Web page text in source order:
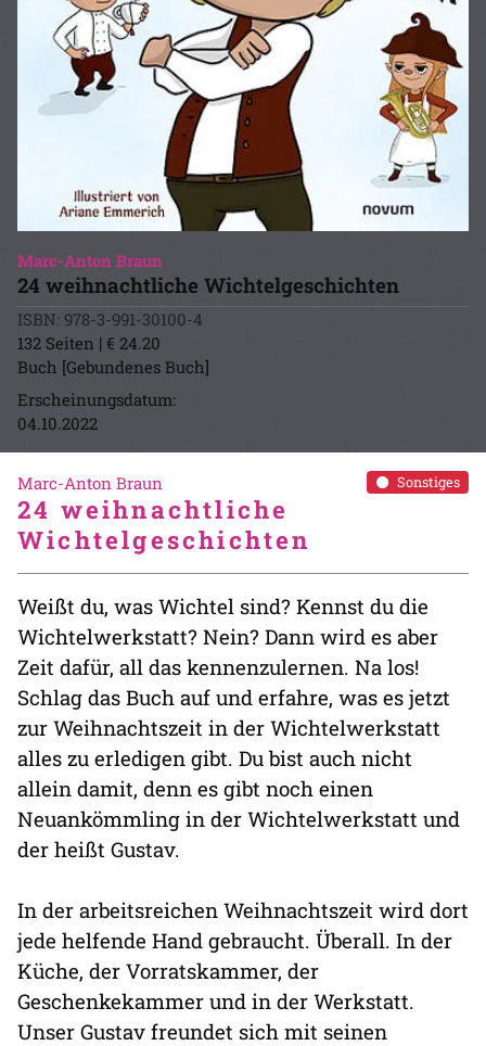
Marc-Anton Braun
24 weihnachtliche Wichtelgeschichten
ISBN: 978-3-991-30100-4
132 Seiten | € 24.20
Buch [Gebundenes Buch]
Erscheinungsdatum:
04.10.2022
Sonstiges
Marc-Anton Braun
24 weihnachtliche
Wichtelgeschichten
Weißt du, was Wichtel sind? Kennst du die
Wichtelwerkstatt? Nein? Dann wird es aber
Zeit dafür, all das kennenzulernen. Na los!
Schlag das Buch auf und erfahre, was es jetzt
zur Weihnachtszeit in der Wichtelwerkstatt
alles zu erledigen gibt. Du bist auch nicht
allein damit, denn es gibt noch einen
Neuankömmling in der Wichtelwerkstatt und
der heißt Gustav.
In der arbeitsreichen Weihnachtszeit wird dort
jede helfende Hand gebraucht. Überall. In der
Küche, der Vorratskammer, der
Geschenkekammer und in der Werkstatt.
Unser Gustav freundet sich mit seinen